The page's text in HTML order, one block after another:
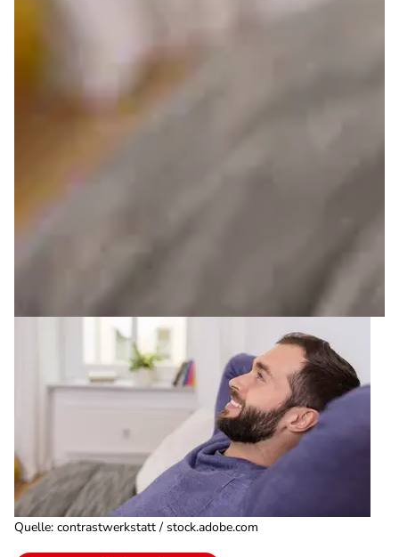
Quelle: contrastwerkstatt / stock.adobe.com